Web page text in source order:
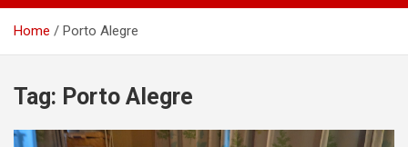
Home Porto Alegre
Tag: Porto Alegre